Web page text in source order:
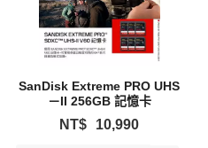
SanDisk Extreme PRO UHS
－II 256GB 記憶卡
NT$ 10,990